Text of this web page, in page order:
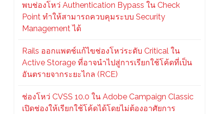
พบช่องโหว่ Authentication Bypass ใน Check
Point ทำให้สามารถควบคุมระบบ Security
Management ได้
Rails ออกแพตช์แก้ไขช่องโหว่ระดับ Critical ใน
Active Storage ที่อาจนำไปสู่การเรียกใช้โค้ดที่เป็น
อันตรายจากระยะไกล (RCE)
ช่องโหว่ CVSS 10.0 ใน Adobe Campaign Classic
เปิดช่องให้เรียกใช้โค้ดได้โดยไม่ต้องอาศัยการ